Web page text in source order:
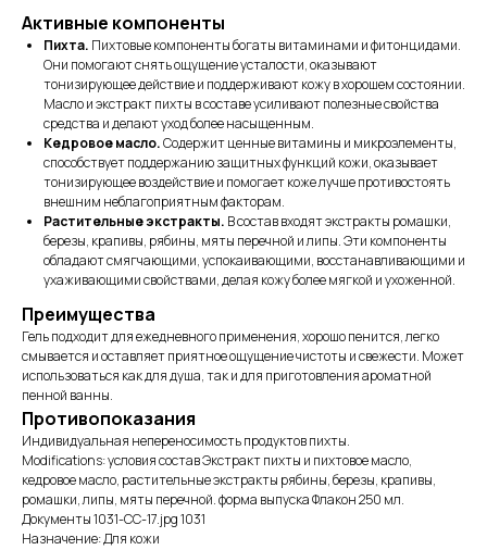
Активные компоненты
Пихта. Пихтовые компоненты богаты витаминами и фитонцидами.
Они помогают снять ощущение усталости, оказывают
тонизирующее действие и поддерживают кожу в хорошем состоянии.
Масло и экстракт пихты в составе усиливают полезные свойства
средства и делают уход более насыщенным.
Кедровое масло.Содержит ценные витамины и микроэлементы,
способствует поддержанию защитных функций кожи, оказывает
тонизирующее воздействие и помогает коже лучше противостоять
внешним неблагоприятным факторам.
Растительные экстракты. В состав входят экстракты ромашки,
березы, крапивы, рябины, мяты перечной и липы. Эти компоненты
обладают смягчающими, успокаивающими, восстанавливающими и
ухаживающими свойствами, делая кожу более мягкой и ухоженной.
Преимущества
Гель подходит для ежедневного применения, хорошо пенится, легко
смывается и оставляет приятное ощущение чистоты и свежести. Может
использоваться как для душа, так и для приготовления ароматной
пенной ванны.
Противопоказания
Индивидуальная непереносимость продуктов пихты.
Modifications: условия состав Экстракт пихты и пихтовое масло,
кедровое масло, растительные экстракты рябины, березы, крапивы,
ромашки, липы, мяты перечной. форма выпуска Флакон 250 мл.
Документы 1031-СС-17.jpg 1031
Назначение: Для кожи